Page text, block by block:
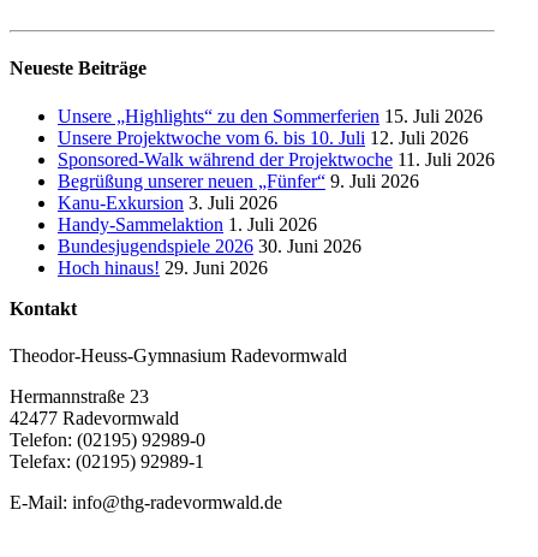
Neueste Beiträge
Unsere „Highlights“ zu den Sommerferien 15. Juli 2026
Unsere Projektwoche vom 6. bis 10. Juli 12. Juli 2026
Sponsored-Walk während der Projektwoche 11. Juli 2026
Begrüßung unserer neuen „Fünfer“ 9. Juli 2026
Kanu-Exkursion 3. Juli 2026
Handy-Sammelaktion 1. Juli 2026
Bundesjugendspiele 2026 30. Juni 2026
Hoch hinaus! 29. Juni 2026
Kontakt
Theodor-Heuss-Gymnasium Radevormwald
Hermannstraße 23
42477 Radevormwald
Telefon: (02195) 92989-0
Telefax: (02195) 92989-1
E-Mail: info@thg-radevormwald.de